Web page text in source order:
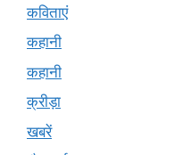
कविताएं
कहानी
कहानी
क्रीड़ा
खबरें